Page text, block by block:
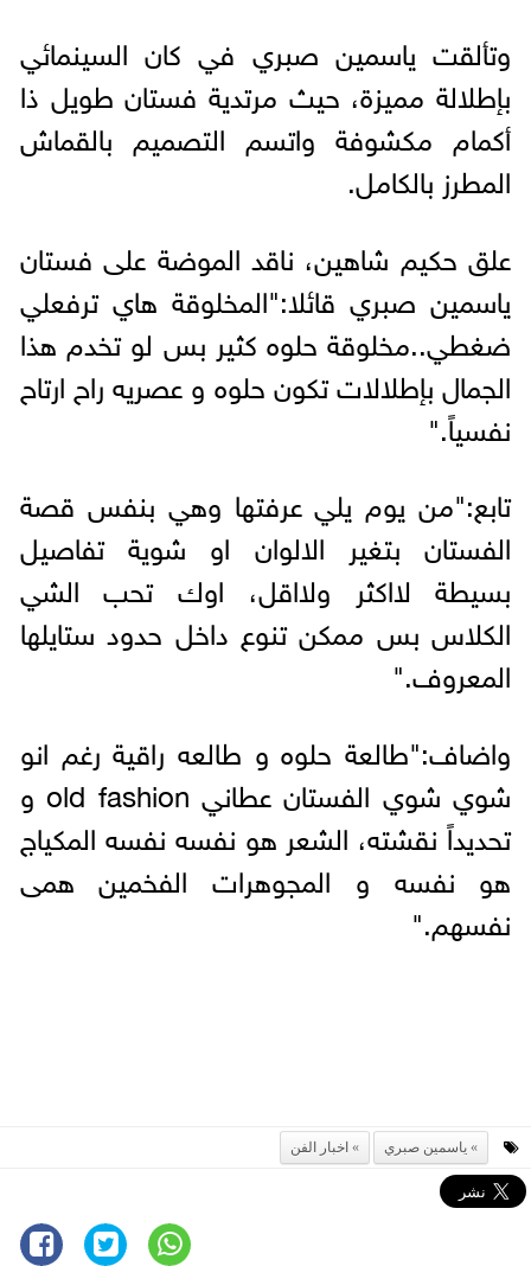
وتألقت ياسمين صبري في كان السينمائي
بإطلالة مميزة، حيث مرتدية فستان طويل ذا
أكمام مكشوفة واتسم التصميم بالقماش
المطرز بالكامل.
علق حكيم شاهين، ناقد الموضة على فستان
ياسمين صبري قائلا:"المخلوقة هاي ترفعلي
ضغطي..مخلوقة حلوه كثير بس لو تخدم هذا
الجمال بإطلالات تكون حلوه و عصريه راح ارتاح
نفسياً."
تابع:"من يوم يلي عرفتها وهي بنفس قصة
الفستان بتغير الالوان او شوية تفاصيل
بسيطة لااكثر ولااقل، اوك تحب الشي
الكلاس بس ممكن تنوع داخل حدود ستايلها
المعروف."
واضاف:"طالعة حلوه و طالعه راقية رغم انو
شوي شوي الفستان عطاني old fashion و
تحديداً نقشته، الشعر هو نفسه نفسه المكياج
هو نفسه و المجوهرات الفخمين همى
نفسهم."
ياسمين صبري اخبار الفن